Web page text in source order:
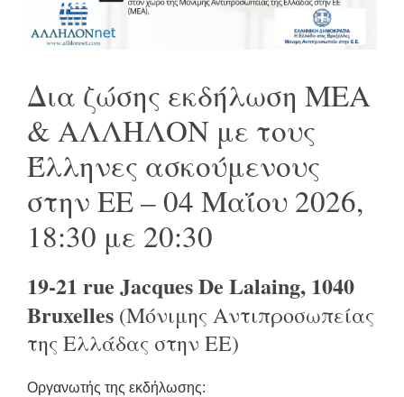
Δια ζώσης εκδήλωση ΜΕΑ
& ΑΛΛΗΛΟΝ με τους
Έλληνες ασκούμενους
στην ΕΕ – 04 Μαΐου 2026,
18:30 με 20:30
19-21 rue JacquesDe Lalaing, 1040
Bruxelles (Μόνιμης Αντιπροσωπείας
της Ελλάδας στην ΕΕ)
Οργανωτής της εκδήλωσης: